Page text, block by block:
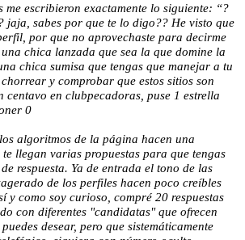
me escribieron exactamente lo siguiente: “?
jaja, sabes por que te lo digo?? He visto que
por que no aprovechaste para decirme
chica lanzada que sea la que domine la
chica sumisa que tengas que manejar a tu
y comprobar que estos sitios son
centavo en clubpecadoras, puse 1 estrella
0
algoritmos de la página hacen una
llegan varias propuestas para que tengas
respuesta. Ya de entrada el tono de las
de los perfiles hacen poco creíbles
y como soy curioso, compré 20 respuestas
con diferentes "candidatas" que ofrecen
desear, pero que sistemáticamente